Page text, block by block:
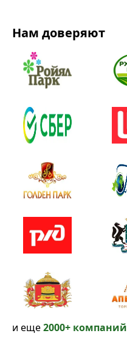
Нам доверяют
и еще2000+ компаний